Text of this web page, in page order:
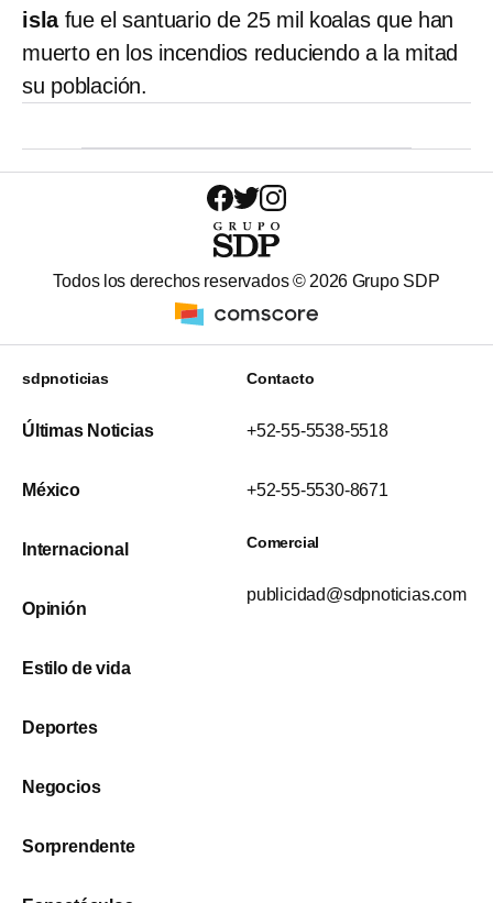
islafue el santuario de 25 mil koalas que han
muerto en los incendios reduciendo a la mitad
su población.
Todos los derechos reservados © 2026 Grupo SDP
sdpnoticias
Últimas Noticias
México
Internacional
Opinión
Estilo de vida
Deportes
Negocios
Sorprendente
Contacto
+52-55-5538-5518
+52-55-5530-8671
Comercial
publicidad@sdpnoticias.com